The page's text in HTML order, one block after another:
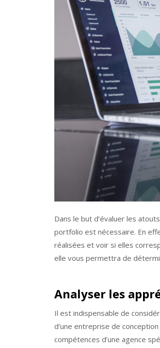
Dans le but d’évaluer les
portfolio est nécessaire. En
réalisées et voir si elles
elle vous permettra de
Analyser les
Il est indispensable de
d’une entreprise de
compétences d’une agence